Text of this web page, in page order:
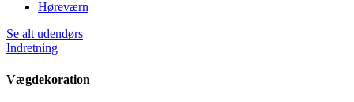
Høreværn
Se alt udendørs
Indretning
Vægdekoration